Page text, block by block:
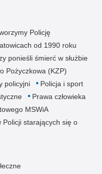
Policję
od 1990 roku
ponieśli śmierć w służbie
Pożyczkowa (KZP)
policyjni
Policja i sport
Prawa człowieka
MSWiA
starających się o